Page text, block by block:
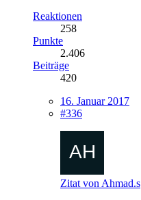
Reaktionen
258
Punkte
2.406
Beiträge
420
16. Januar 2017
#336
Zitat von Ahmad.s